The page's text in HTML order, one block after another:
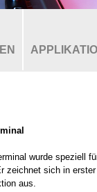
wurde speziell
zeichnet sich in
aus.